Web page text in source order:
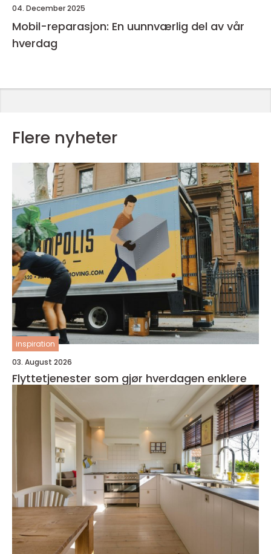
04. December 2025
Mobil-reparasjon: En uunnværlig del av vår
hverdag
Flere nyheter
inspiration
03. August 2026
Flyttetjenester som gjør hverdagen enklere